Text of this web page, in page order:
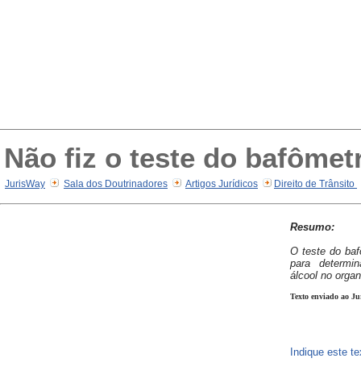
Não fiz o teste do
JurisWay Sala dos Doutrinadores Artigos Jurídicos Direito de Trânsito
Resumo:
O teste do
para
álcool no
Texto enviado ao
Indique este